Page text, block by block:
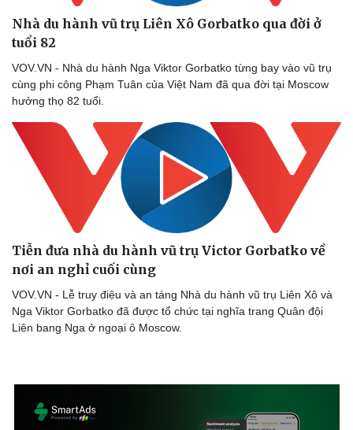
Nhà du hành vũ trụ Liên Xô Gorbatko qua đời ở
tuổi 82
VOV.VN - Nhà du hành Nga Viktor Gorbatko từng bay vào vũ trụ
cùng phi công Phạm Tuân của Việt Nam đã qua đời tại Moscow
hưởng thọ 82 tuổi.
Tiễn đưa nhà du hành vũ trụ Victor Gorbatko về
nơi an nghỉ cuối cùng
VOV.VN - Lễ truy điệu và an táng Nhà du hành vũ trụ Liên Xô và
Nga Viktor Gorbatko đã được tổ chức tại nghĩa trang Quân đội
Liên bang Nga ở ngoại ô Moscow.